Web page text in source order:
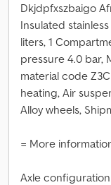
Dkjdpfxszbaigo
Insulated
liters, 1
pressure 4.0 bar,
material code
heating, Air
Alloy wheels,
= More
Axle configuration